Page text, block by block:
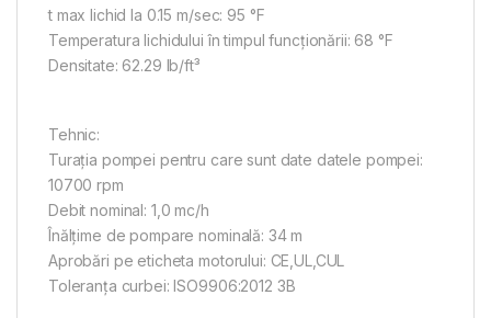
t max lichid la 0.15 m/sec: 95 °F
Temperatura lichidului în timpul funcționării: 68 °F
Densitate: 62.29 lb/ft³
Tehnic:
Turaţia pompei pentru care sunt date datele pompei:
10700 rpm
Debit nominal: 1,0 mc/h
Înălţime de pompare nominală: 34 m
Aprobări pe eticheta motorului: CE,UL,CUL
Toleranţa curbei: ISO9906:2012 3B